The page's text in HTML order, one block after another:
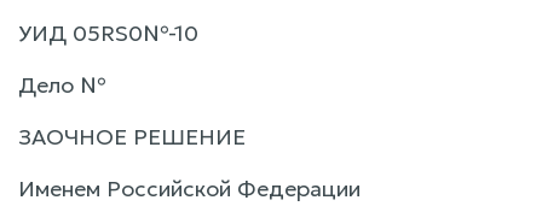
УИД 05RS0№-10
Дело №
ЗАОЧНОЕ РЕШЕНИЕ
Именем Российской Федерации